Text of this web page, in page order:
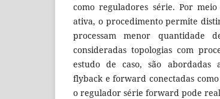
como reguladores série. Por
ativa, o procedimento permite
processam menor
consideradas topologias com
estudo de caso, são abordadas
flyback e forward conectadas
o regulador série forward pode